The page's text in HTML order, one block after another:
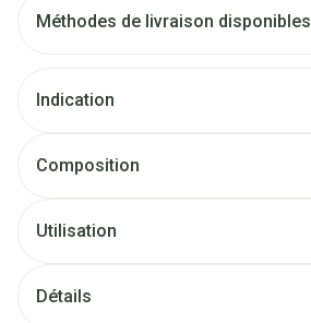
Méthodes de livraison disponibles
Indication
Composition
Utilisation
Détails